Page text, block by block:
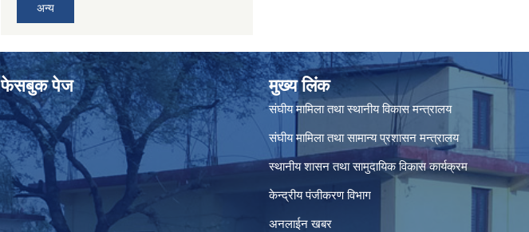
अन्य
फेसबुक पेज मुख्य लिंक
संघीय मामिला तथा स्थानीय विकास मन्त्रालय
संघीय मामिला तथा सामान्य प्रशासन मन्त्रालय
स्थानीय शासन तथा सामुदायिक विकास कार्यक्रम
केन्द्रीय पंजीकरण विभाग
अनलाईन खबर